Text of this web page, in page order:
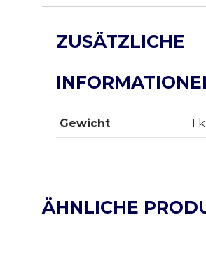
ZUSÄTZLICHE
Gewicht 1
ÄHNLICHE